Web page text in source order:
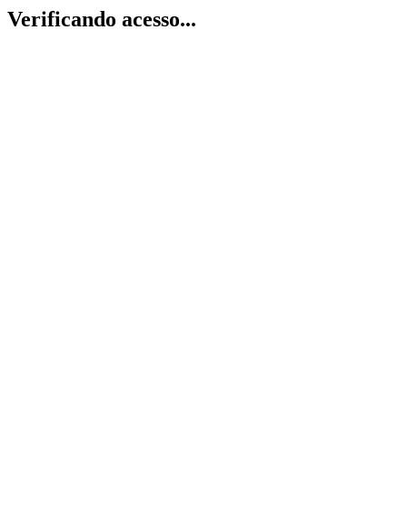
Verificando acesso...